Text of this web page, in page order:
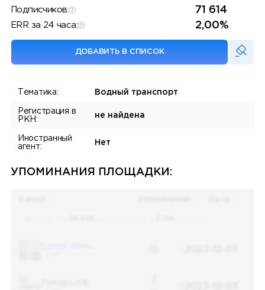
Подписчиков: 71 614
ERR за 24 часа: 2,00%
ДОБАВИТЬ В СПИСОК
Тематика: Водный транспорт
Регистрация в
РКН:
не найдена
Иностранный
агент:
Нет
УПОМИНАНИЯ ПЛОЩАДКИ: